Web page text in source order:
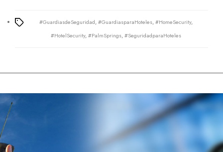
Tags
#GuardiasdeSeguridad,#GuardiasparaHoteles,#HomeSecurity,
#HotelSecurity,#PalmSprings,#SeguridadparaHoteles